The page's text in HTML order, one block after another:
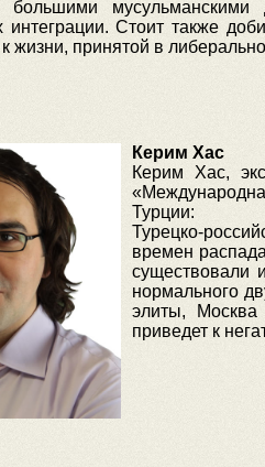
интеграции. Стоит также
жизни, принятой в
Керим Хас
Керим Хас,
Турции:
Турецко-
времен
существовали
нормального
элиты, Москва
приведет к